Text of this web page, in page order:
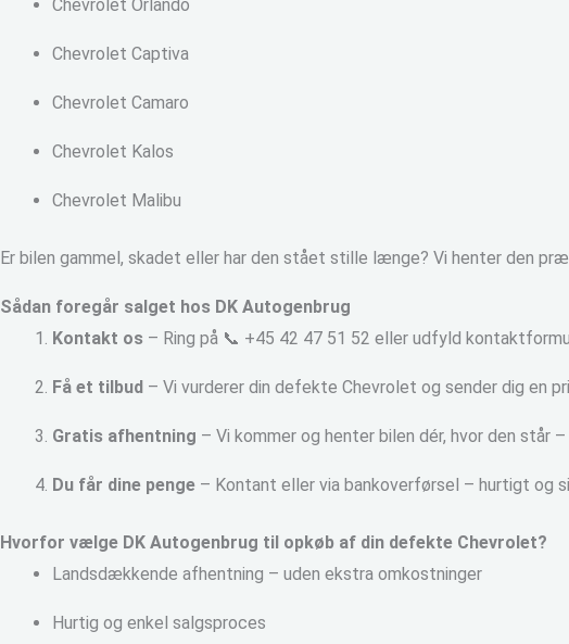
Chevrolet Orlando
Chevrolet Captiva
Chevrolet Camaro
Chevrolet Kalos
Chevrolet Malibu
Er bilen gammel, skadet eller har den stået stille længe? Vi henter den
Sådan foregår salget hos DK Autogenbrug
Kontakt os – Ring på 📞 +45 42 47 51 52 eller udfyld
Få et tilbud – Vi vurderer din defekte Chevrolet og sender dig en
Gratis afhentning – Vi kommer og henter bilen dér, hvor den står –
Du får dine penge – Kontant eller via bankoverførsel – hurtigt og
Hvorfor vælge DK Autogenbrug til opkøb af din defekte Chevrolet?
Landsdækkende afhentning – uden ekstra omkostninger
Hurtig og enkel salgsproces